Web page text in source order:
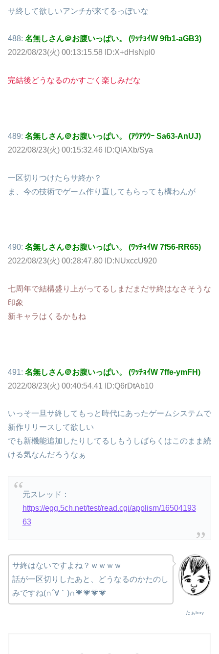
サ終して欲しいアンチが来てるっぽいな
488: 名無しさん＠お腹いっぱい。 (ﾜｯﾁｮｲW 9fb1-aGB3)
2022/08/23(火) 00:13:15.58 ID:X+dHsNpI0
完結後どうなるのかすごく楽しみだな
489: 名無しさん＠お腹いっぱい。 (ｱｳｱｳｳｰ Sa63-AnUJ)
2022/08/23(火) 00:15:32.46 ID:QlAXb/Sya
一区切りつけたらサ終か？
ま、今の技術でゲーム作り直してもらっても構わんが
490: 名無しさん＠お腹いっぱい。 (ﾜｯﾁｮｲW 7f56-RR65)
2022/08/23(火) 00:28:47.80 ID:NUxccU920
七周年で結構盛り上がってるしまだまだサ終はなさそうな
印象
新キャラはくるかもね
491: 名無しさん＠お腹いっぱい。 (ﾜｯﾁｮｲW 7ffe-ymFH)
2022/08/23(火) 00:40:54.41 ID:Q6rDtAb10
いっそ一旦サ終してもっと時代にあったゲームシステムで
新作リリースして欲しい
でも新機能追加したりしてるしもうしばらくはこのまま続
ける気なんだろうなぁ
元スレッド：
https://egg.5ch.net/test/read.cgi/applism/16504193
63
たぁboy
サ終はないですよね？ｗｗｗｗ
話が一区切りしたあと、どうなるのかたのし
みですね(∩´∀｀)∩💗💗💗💗